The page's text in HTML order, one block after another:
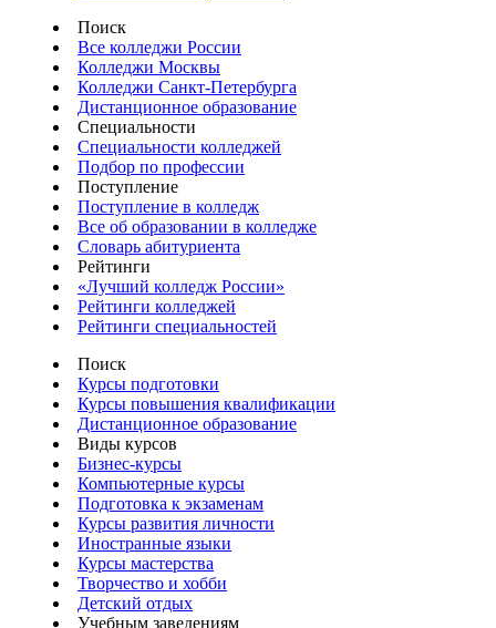
Поиск
Все колледжи России
Колледжи Москвы
Колледжи Санкт-Петербурга
Дистанционное образование
Специальности
Специальности колледжей
Подбор по профессии
Поступление
Поступление в колледж
Все об образовании в колледже
Словарь абитуриента
Рейтинги
«Лучший колледж России»
Рейтинги колледжей
Рейтинги специальностей
Поиск
Курсы подготовки
Курсы повышения квалификации
Дистанционное образование
Виды курсов
Бизнес-курсы
Компьютерные курсы
Подготовка к экзаменам
Курсы развития личности
Иностранные языки
Курсы мастерства
Творчество и хобби
Детский отдых
Учебным заведениям